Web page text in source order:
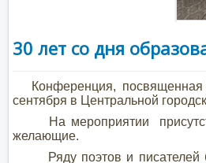
30 лет со дня
Конференция, посвященная
сентября в Центральной
На мероприятии
желающие.
Ряду поэтов и писателей